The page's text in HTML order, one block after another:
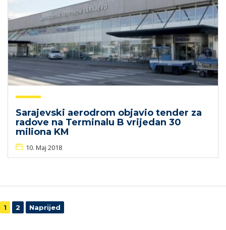
Sarajevski aerodrom objavio tender za
radove na Terminalu B vrijedan 30
miliona KM
10. Maj 2018
Navigacija
1 2 Naprijed